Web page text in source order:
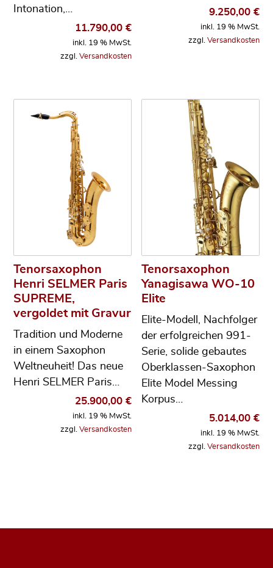
Intonation,…
11.790,00 €
inkl. 19 % MwSt.
zzgl. Versandkosten
9.250,00 €
inkl. 19 % MwSt.
zzgl. Versandkosten
Tenorsaxophon
Henri SELMER Paris
SUPREME,
vergoldet mit Gravur
Tradition und Moderne
in einem Saxophon
Weltneuheit! Das neue
Henri SELMER Paris…
25.900,00 €
inkl. 19 % MwSt.
zzgl. Versandkosten
Tenorsaxophon
Yanagisawa WO-10
Elite
Elite-Modell, Nachfolger
der erfolgreichen 991-
Serie, solide gebautes
Oberklassen-Saxophon
Elite Model Messing
Korpus…
5.014,00 €
inkl. 19 % MwSt.
zzgl. Versandkosten